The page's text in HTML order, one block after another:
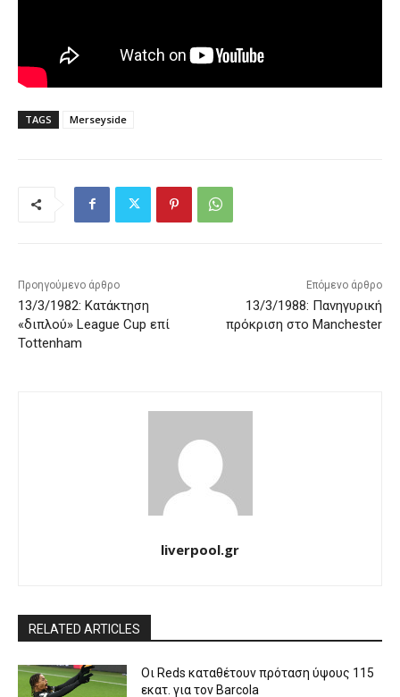
TAGS Merseyside
Προηγούμενο άρθρο
13/3/1982: Κατάκτηση
«διπλού» League Cup επί
Tottenham
Επόμενο άρθρο
13/3/1988: Πανηγυρική
πρόκριση στο Manchester
liverpool.gr
RELATED ARTICLES
Οι Reds καταθέτουν πρόταση ύψους 115
εκατ. για τον Barcola